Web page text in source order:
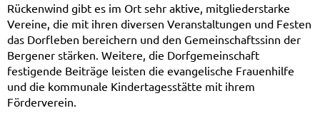
Rückenwind gibt es im Ort sehr aktive, mitgliederstarke
Vereine, die mit ihren diversen Veranstaltungen und Festen
das Dorfleben bereichern und den Gemeinschafts­sinn der
Bergener stärken. Weitere, die Dorfgemeinschaft
festigende Beiträge leisten die evangelische Frauenhilfe
und die kommunale Kindertagesstätte mit ihrem
Förderverein.